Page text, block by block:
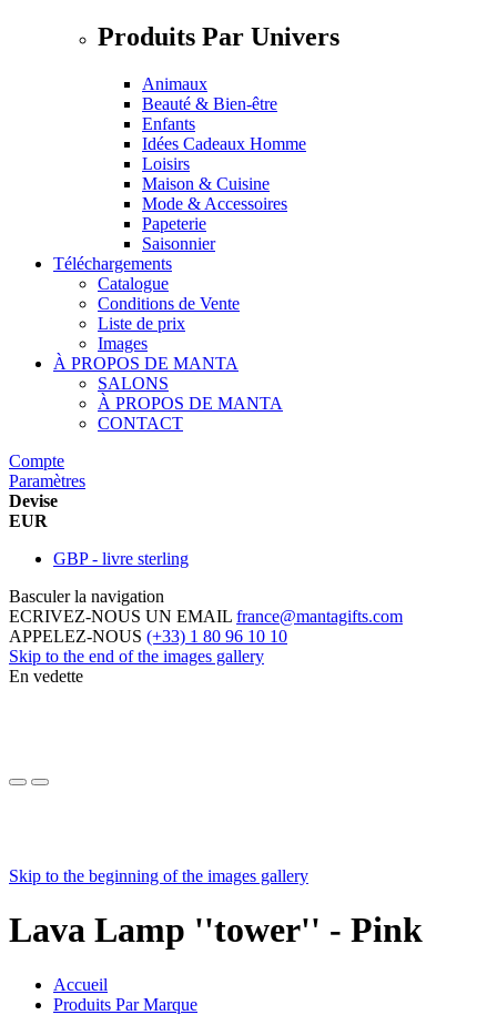
Produits Par Univers
Animaux
Beauté & Bien-être
Enfants
Idées Cadeaux Homme
Loisirs
Maison & Cuisine
Mode & Accessoires
Papeterie
Saisonnier
Téléchargements
Catalogue
Conditions de Vente
Liste de prix
Images
À PROPOS DE MANTA
SALONS
À PROPOS DE MANTA
CONTACT
Compte
Paramètres
Devise
EUR
GBP - livre sterling
Basculer la navigation
ECRIVEZ-NOUS UN EMAIL france@mantagifts.com
APPELEZ-NOUS (+33) 1 80 96 10 10
Skip to the end of the images gallery
En vedette
Skip to the beginning of the images gallery
Lava Lamp ''tower'' - Pink
Accueil
Produits Par Marque